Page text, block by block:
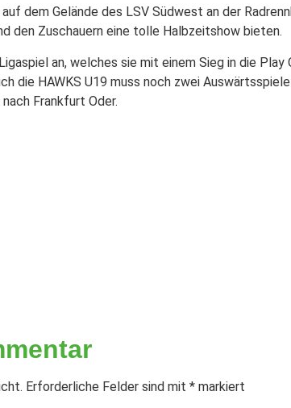
dem Gelände des LSV Südwest an der
den Zuschauern eine tolle Halbzeitshow bieten.
an, welches sie mit einem Sieg in die
die HAWKS U19 muss noch zwei
Frankfurt Oder.
Erforderliche Felder sind mit * markiert